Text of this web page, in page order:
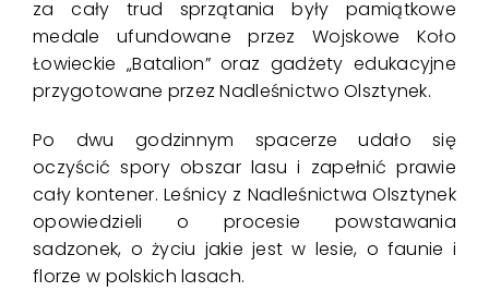
za cały trud sprzątania były pamiątkowe
medale ufundowane przez Wojskowe Koło
Łowieckie „Batalion” oraz gadżety edukacyjne
przygotowane przez Nadleśnictwo Olsztynek.
Po dwu godzinnym spacerze udało się
oczyścić spory obszar lasu i zapełnić prawie
cały kontener. Leśnicy z Nadleśnictwa Olsztynek
opowiedzieli o procesie powstawania
sadzonek, o życiu jakie jest w lesie, o faunie i
florze w polskich lasach.